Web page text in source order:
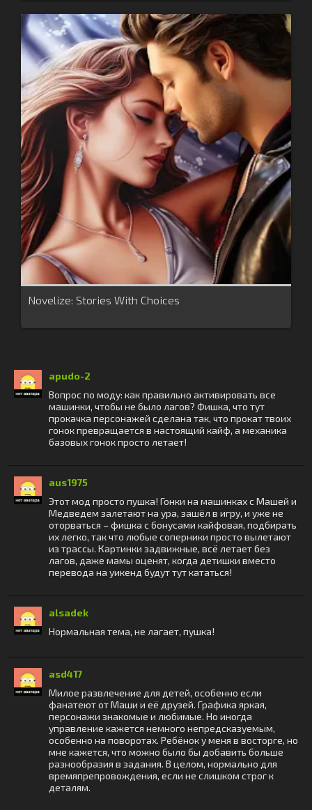
Novelize: Stories With Choices
apudo-2
Вопрос по моду: как правильно активировать все
машинки, чтобы не было лагов? Фишка, что тут
прокачка персонажей сделана так, что прокат твоих
гонок превращается в настоящий кайф, а механика
базовых гонок просто летает!
aus1975
Этот мод просто пушка! Гонки на машинках с Машей и
Медведем залетают на ура, зашёл в игру, и уже не
оторваться – фишка с бонусами кайфовая, подбирать
их легко, так что любые соперники просто вылетают
из трассы. Картинки задвижные, всё летает без
лагов, даже мамы оценят, когда детишки вместо
перевода на уикенд будут тут кататься!
alsadek
Нормальная тема, не лагает, пушка!
asd417
Милое развлечение для детей, особенно если
фанатеют от Маши и её друзей. Графика яркая,
персонажи знакомые и любимые. Но иногда
управление кажется немного непредсказуемым,
особенно на поворотах. Ребёнок у меня в восторге, но
мне кажется, что можно было бы добавить больше
разнообразия в задания. В целом, нормально для
времяпрепровождения, если не слишком строг к
деталям.